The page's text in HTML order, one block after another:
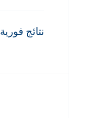
نتائج فورية